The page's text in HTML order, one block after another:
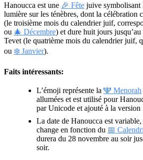
Hanoucca est une 🎉 Fête juive symbolisant
lumière sur les ténèbres, dont la célébration
(le troisième mois du calendrier juif,
ou 🎄 Décembre) et dure huit jours
Tevet (le quatrième mois du calendrier juif,
ou ❄️ Janvier).
Faits intéressants:
L’émoji représente la 🕎 Menorah
allumées et est utilisé pour
par Unicode et ajouté à la version
La date de Hanoucca est
change en fonction du 📅
durera du 28 novembre au soir
soir.